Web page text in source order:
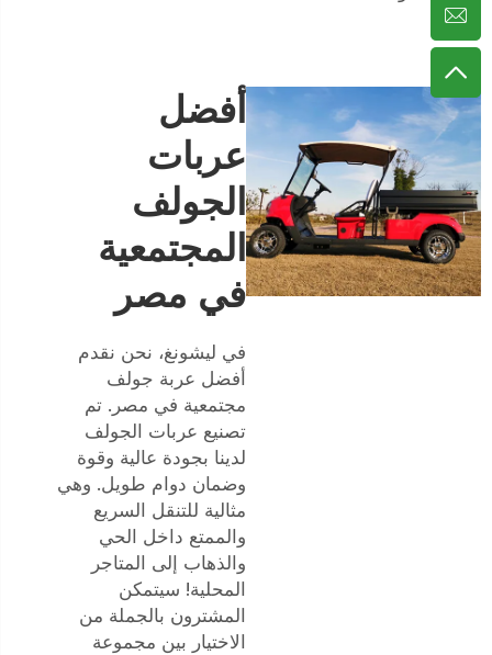
أفضل
عربات
الجولف
المجتمعية
في مصر
في ليشونغ، نحن نقدم
أفضل عربة جولف
مجتمعية في مصر. تم
تصنيع عربات الجولف
لدينا بجودة عالية وقوة
وضمان دوام طويل. وهي
مثالية للتنقل السريع
والممتع داخل الحي
والذهاب إلى المتاجر
المحلية! سيتمكن
المشترون بالجملة من
الاختيار بين مجموعة